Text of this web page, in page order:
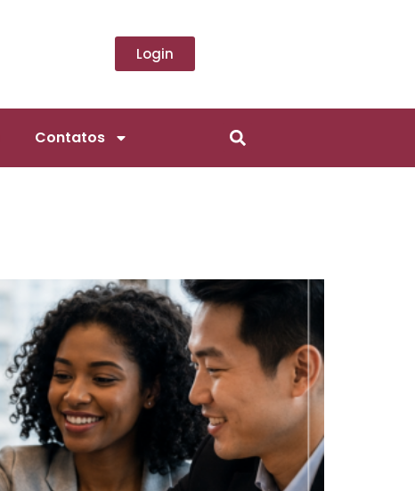
Login
Contatos